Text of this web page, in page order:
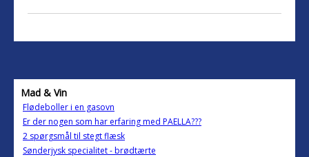
Mad & Vin
Flødeboller i en gasovn
Er der nogen som har erfaring med PAELLA???
2 spørgsmål til stegt flæsk
Sønderjysk specialitet - brødtærte